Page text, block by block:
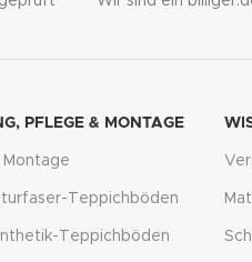
PFLEGE & MONTAGE
Teppichböden
Teppichböden